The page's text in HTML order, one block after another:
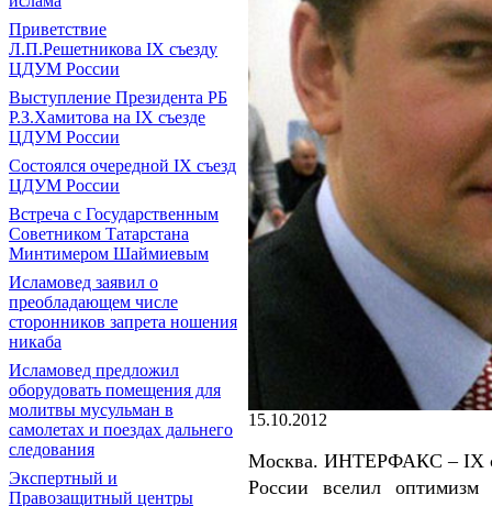
Приветствие
Л.П.Решетникова IX съезду
ЦДУМ России
Выступление Президента РБ
Р.З.Хамитова на IX съезде
ЦДУМ России
Состоялся очередной IX съезд
ЦДУМ России
Встреча с Государственным
Советником Татарстана
Минтимером Шаймиевым
Исламовед заявил о
преобладающем числе
сторонников запрета ношения
никаба
Исламовед предложил
оборудовать помещения для
молитвы мусульман в
самолетах и поездах дальнего
следования
Экспертный и
Правозащитный центры
15.10.2012
Москва. ИНТЕРФАКС – IX
России вселил оптимизм